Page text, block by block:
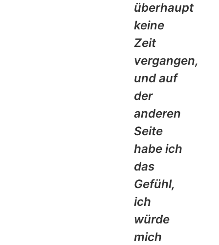
überhaupt
keine
Zeit
vergangen,
und auf
der
anderen
Seite
habe ich
das
Gefühl,
ich
würde
mich